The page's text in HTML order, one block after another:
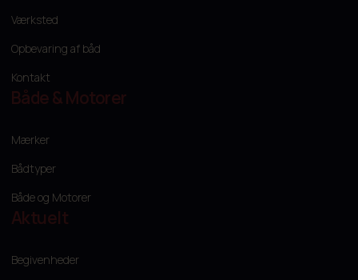
Værksted
Opbevaring af båd
Kontakt
Både & Motorer
Mærker
Bådtyper
Både og Motorer
Aktuelt
Begivenheder